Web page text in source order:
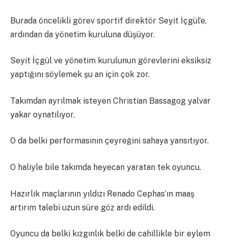
Burada öncelikli görev sportif direktör Seyit İçgül’e,
ardından da yönetim kuruluna düşüyor.
Seyit İçgül ve yönetim kurulunun görevlerini eksiksiz
yaptığını söylemek şu an için çok zor.
Takımdan ayrılmak isteyen Christian Bassagog yalvar
yakar oynatılıyor.
O da belki performasının çeyreğini sahaya yansıtıyor.
O haliyle bile takımda heyecan yaratan tek oyuncu.
Hazırlık maçlarının yıldızı Renado Cephas’ın maaş
artırım talebi uzun süre göz ardı edildi.
Oyuncu da belki kızgınlık belki de cahillikle bir eylem